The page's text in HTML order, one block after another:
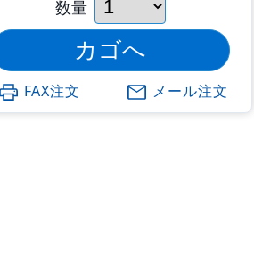
数量
FAX注文 メール注文